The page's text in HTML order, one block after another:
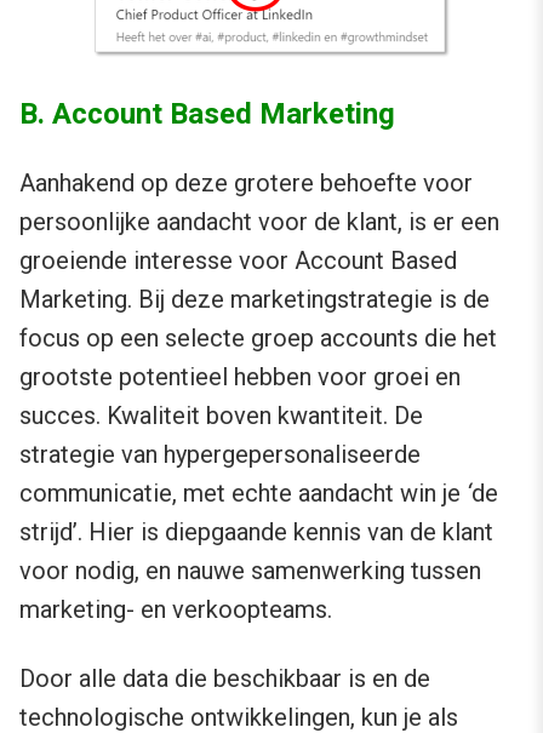
B. Account Based Marketing
Aanhakend op deze grotere behoefte voor
persoonlijke aandacht voor de klant, is er een
groeiende interesse voor Account Based
Marketing. Bij deze marketingstrategie is de
focus op een selecte groep accounts die het
grootste potentieel hebben voor groei en
succes. Kwaliteit boven kwantiteit. De
strategie van hypergepersonaliseerde
communicatie, met echte aandacht win je ‘de
strijd’. Hier is diepgaande kennis van de klant
voor nodig, en nauwe samenwerking tussen
marketing- en verkoopteams.
Door alle data die beschikbaar is en de
technologische ontwikkelingen, kun je als